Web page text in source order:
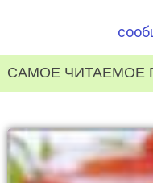
САМОЕ ЧИТАЕМОЕ